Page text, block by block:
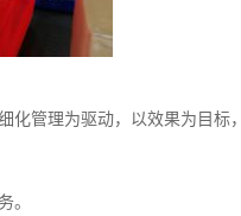
化管理为驱动，以效果为目标
。